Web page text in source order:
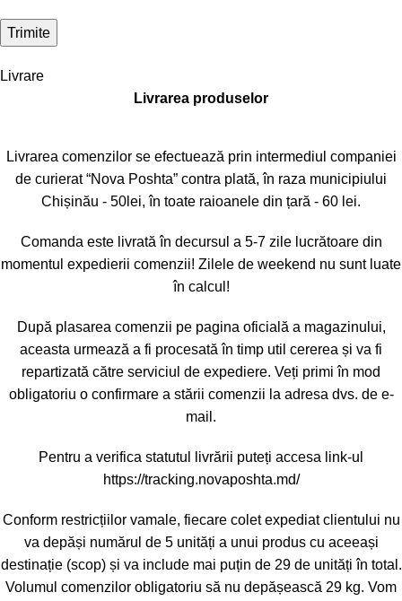
Livrare
Livrarea produselor
Livrarea comenzilor se efectuează prin intermediul companiei
de curierat “Nova Poshta” contra plată, în raza municipiului
Chișinău - 50lei, în toate raioanele din țară - 60 lei.
Comanda este livrată în decursul a 5-7 zile lucrătoare din
momentul expedierii comenzii! Zilele de weekend nu sunt luate
în calcul!
După plasarea comenzii pe pagina oficială a magazinului,
aceasta urmează a fi procesată în timp util cererea și va fi
repartizată către serviciul de expediere. Veți primi în mod
obligatoriu o confirmare a stării comenzii la adresa dvs. de e-
mail.
Pentru a verifica statutul livrării puteți accesa link-ul
https://tracking.novaposhta.md/
Conform restricțiilor vamale, fiecare colet expediat clientului nu
va depăși numărul de 5 unități a unui produs cu aceeași
destinație (scop) și va include mai puțin de 29 de unități în total.
Volumul comenzilor obligatoriu să nu depășească 29 kg. Vom